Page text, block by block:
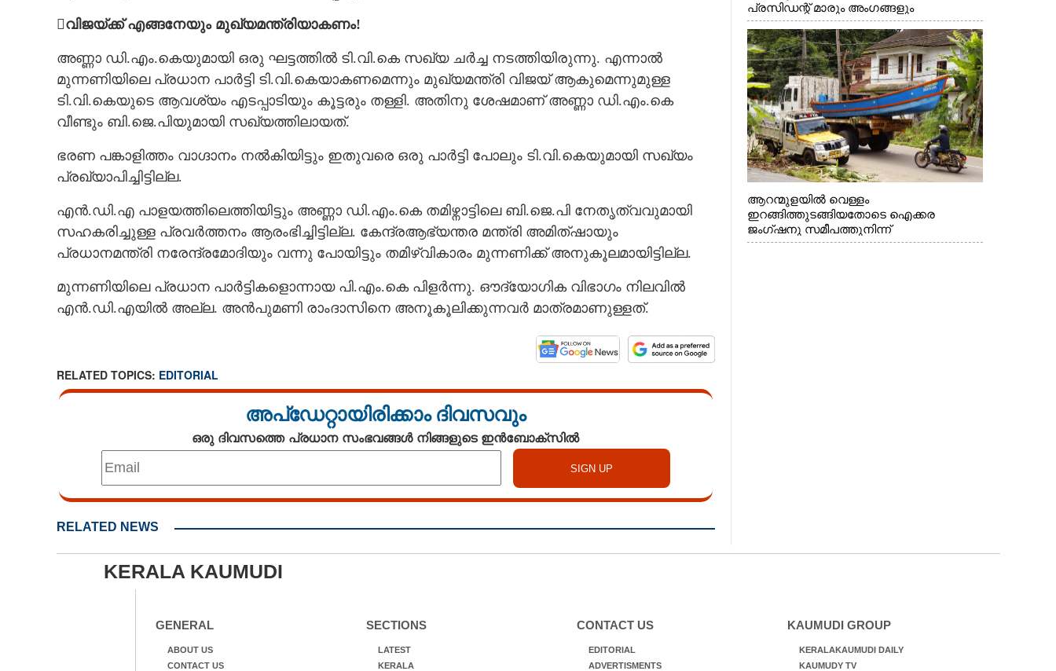
വിജയ്‌ക്ക് എങ്ങനേയും മുഖ്യമന്ത്രിയാകണം!
അണ്ണാ ഡി.എം.കെയുമായി ഒരു ഘട്ടത്തിൽ ടി.വി.കെ സഖ്യ ചർച്ച നടത്തിയിരുന്നു. എന്നാൽ
മുന്നണിയിലെ പ്രധാന പാർട്ടി ടി.വി.കെയാകണമെന്നും മുഖ്യമന്ത്രി വിജയ് ആകുമെന്നുമുള്ള
ടി.വി.കെയുടെ ആവശ്യം എടപ്പാടിയും കൂട്ടരും തള്ളി. അതിനു ശേഷമാണ് അണ്ണാ ഡി.എം.കെ
വീണ്ടും ബി.ജെ.പിയുമായി സഖ്യത്തിലായത്.
ഭരണ പങ്കാളിത്തം വാഗ്ദാനം നൽകിയിട്ടും ഇതുവരെ ഒരു പാർട്ടി പോലും ടി.വി.കെയുമായി സഖ്യം
പ്രഖ്യാപിച്ചിട്ടില്ല.
എൻ.ഡി.എ പാളയത്തിലെത്തിയിട്ടും അണ്ണാ ഡി.എം.കെ തമിഴ്നാട്ടിലെ ബി.ജെ.പി നേതൃത്വവുമായി
സഹകരിച്ചുള്ള പ്രവർത്തനം ആരംഭിച്ചിട്ടില്ല. കേന്ദ്രആഭ്യന്തര മന്ത്രി അമിത്ഷായും
പ്രധാനമന്ത്രി നരേന്ദ്രമോദിയും വന്നു പോയിട്ടും തമിഴ്‌വികാരം മുന്നണിക്ക് അനുകൂലമായിട്ടില്ല.
മുന്നണിയിലെ പ്രധാന പാർട്ടികളൊന്നായ പി.എം.കെ പിളർന്നു. ഔദ്യോഗിക വിഭാഗം നിലവിൽ
എൻ.ഡി.എയിൽ അല്ല. അൻപുമണി രാംദാസിനെ അനൂകൂലിക്കുന്നവർ മാത്രമാണുള്ളത്.
RELATED TOPICS: EDITORIAL
അപ്ഡേറ്റായിരിക്കാം ദിവസവും
ഒരു ദിവസത്തെ പ്രധാന സംഭവങ്ങൾ നിങ്ങളുടെ ഇൻബോക്സിൽ
RELATED NEWS
പ്രസിഡന്റ് മാരും അംഗങ്ങളും
രാഷ്ട്രീയപ്രവത്തകരും അടങ്ങുന്ന സംഘം
റോഡിൽ അടിഞ്ഞ് കൂടിയ ചെളിയും മണ്ണും
മറ്റ് മാലിന്യങ്ങളും നീക്കം ചെയ്യുന്നു.
ആറന്മുളയിൽ വെള്ളം
ഇറങ്ങിത്തുടങ്ങിയതോടെ ഐക്കര
ജംഗ്ഷനു സമീപത്തുനിന്ന്
രക്ഷാപ്രവർത്തനത്തിന് കൊല്ലത്ത് നിന്ന്
KERALA KAUMUDI
GENERAL
ABOUT US
CONTACT US
SECTIONS
LATEST
KERALA
CONTACT US
EDITORIAL
ADVERTISMENTS
KAUMUDI GROUP
KERALAKAUMUDI DAILY
KAUMUDY TV